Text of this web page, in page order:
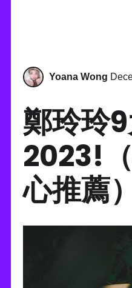
Yoana Wong
鄭玲玲
2023!
心推薦）